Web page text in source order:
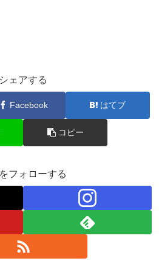
シェアする
Facebook はてブ
コピー
フォローする